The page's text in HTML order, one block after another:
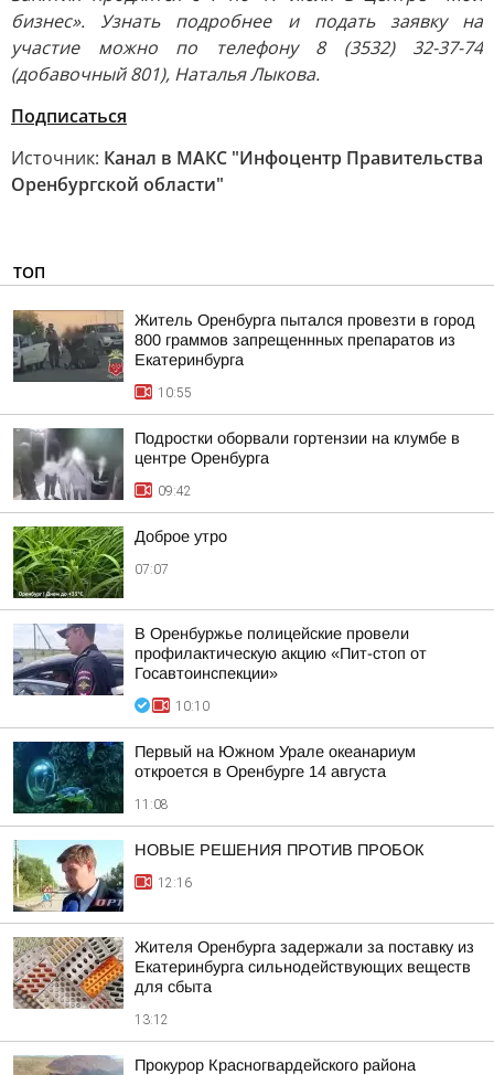
бизнес». Узнать подробнее и подать заявку на
участие можно по телефону 8 (3532) 32-37-74
(добавочный 801), Наталья Лыкова.
Подписаться
Источник: Канал в МАКС "Инфоцентр Правительства
Оренбургской области"
ТОП
Житель Оренбурга пытался провезти в город
800 граммов запрещеннных препаратов из
Екатеринбурга
10:55
Подростки оборвали гортензии на клумбе в
центре Оренбурга
09:42
Доброе утро
07:07
В Оренбуржье полицейские провели
профилактическую акцию «Пит-стоп от
Госавтоинспекции»
10:10
Первый на Южном Урале океанариум
откроется в Оренбурге 14 августа
11:08
НОВЫЕ РЕШЕНИЯ ПРОТИВ ПРОБОК
12:16
Жителя Оренбурга задержали за поставку из
Екатеринбурга сильнодействующих веществ
для сбыта
13:12
Прокурор Красногвардейского района